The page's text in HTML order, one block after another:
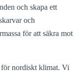
och skapa ett
och
för att säkra mot
för nordiskt klimat. Vi